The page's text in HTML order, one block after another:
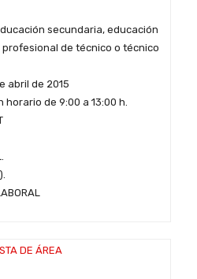
secundaria, educación
de técnico o técnico
abril de 2015
horario de 9:00 a 13:00 h.
DE ÁREA